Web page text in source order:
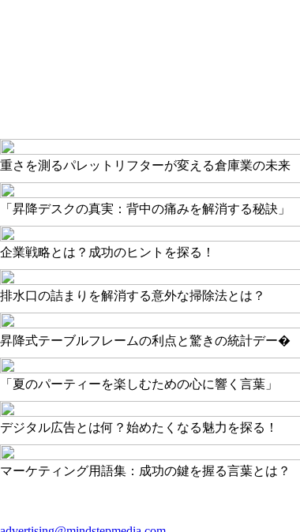
重さを測るパレットリフターが変える倉庫業の未来
「昇降デスクの真実：背中の痛みを解消する秘訣」
企業戦略とは？成功のヒントを探る！
排水口の詰まりを解消する意外な掃除法とは？
昇降式テーブルフレームの利点と驚きの統計デー�
「夏のパーティーを楽しむための心に響く言葉」
デジタル広告とは何？始めたくなる魅力を探る！
マーケティング用語集：成功の鍵を握る言葉とは？